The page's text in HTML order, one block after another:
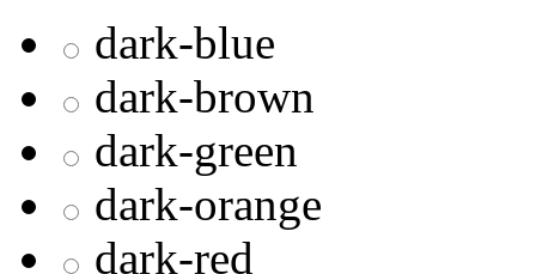
dark-blue
dark-brown
dark-green
dark-orange
dark-red